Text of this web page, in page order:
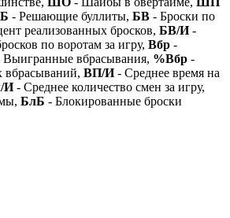
- Решающие буллиты, БВ - Броски по
реализованных бросков, БВ/И-
по воротам за игру, Вбр -
Выигранные вбрасывания, %Вбр -
ВП/И- Среднее время на
И- Среднее количество смен за игру,
БлБ - Блокированные броски